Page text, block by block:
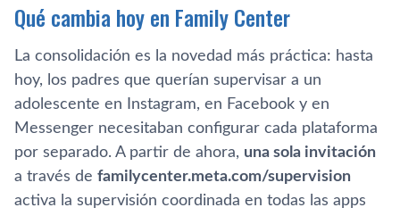
Qué cambia hoy en Family Center
La consolidación es la novedad más práctica: hasta
hoy, los padres que querían supervisar a un
adolescente en Instagram, en Facebook y en
Messenger necesitaban configurar cada plataforma
por separado. A partir de ahora, una sola invitación
a través de familycenter.meta.com/supervision
activa la supervisión coordinada en todas las apps